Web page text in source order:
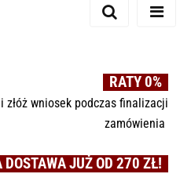
Zarejestruj się
RATY 0%
złóż wniosek podczas finalizacji
zamówienia
DOSTAWA JUŻ OD 270 ZŁ!